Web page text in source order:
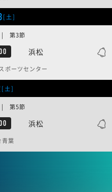
[土]
浜松
第3節
ポーツセンター
[土]
浜松
第5節
青葉